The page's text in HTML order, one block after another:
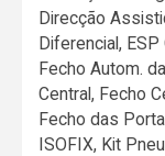
Direcção
Diferencial,
Fecho Autom.
Central, Fecho
Fecho das
ISOFIX, Kit